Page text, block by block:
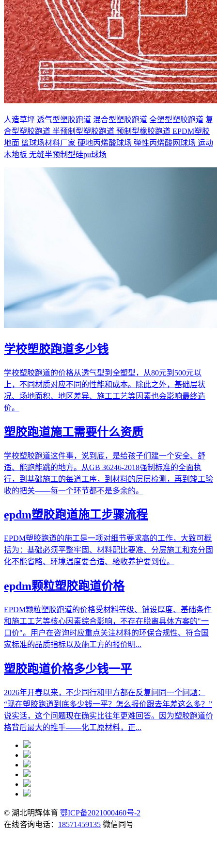
人造草坪 透气型塑胶跑道 混合型塑胶跑道 全塑型塑胶跑道 复
合型塑胶跑道 半预制型塑胶跑道 预制型橡胶跑道 EPDM塑胶
地面 篮球场材料厂家 硬地丙烯酸球场 弹性丙烯酸网球场 运动
木地板 无缝半预制型硅pu球场
学校塑胶跑道多少钱
学校塑胶跑道的价格从透气型到全塑型，从80元到500元以
上，不同材质对应不同的性能和成本。除此之外，基础层状
况、场地面积、地区差异、施工工艺等因素也会影响最终造
价。
塑胶跑道施工需要什么资质
学校塑胶跑道这件事，说到底，是给孩子们建一个安全、舒
适、能跑能跳的地方。从GB 36246-2018强制标准的全面执
行，到基础施工的每道工序，到材料的层层检测，再到竣工验
收的把关——每一个环节都不是多余的。
epdm塑胶跑道施工步骤流程
EPDM塑胶跑道的施工是一项对细节要求高的工作，大致可概
括为：基础必须平整牢固、材料配比要准、分层施工和充分固
化不能省略、环境温度要合适、验收养护要到位。
epdm颗粒塑胶跑道价格
EPDM颗粒塑胶跑道的价格受材料等级、铺设厚度、基础条件
和施工工艺等核心因素综合影响，不存在脱离具体方案的"一
口价"。用户在咨询时应重点关注材料的环保合规性、符合国
家标准的品质指标以及施工方的报价明...
塑胶跑道价格多少钱一平
2026年开春以来，不少同行和甲方都在反复问同一个问题：
“现在塑胶跑道到底多少钱一平？怎么报价跟去年差这么多？”
说实话，这个问题现在确实比往年更难回答。因为塑胶跑道价
格背后最大的推手——化工原材料，正...
© 湖北明辉体育 鄂ICP备2021000460号-2
在线咨询电话： 18571459135 微信同号